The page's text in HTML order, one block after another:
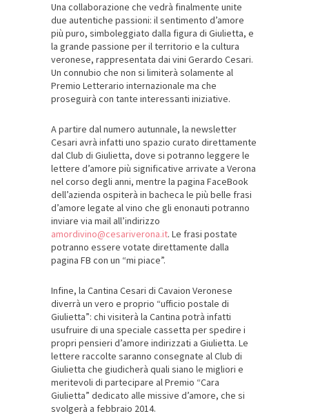
Una collaborazione che vedrà finalmente unite
due autentiche passioni: il sentimento d’amore
più puro, simboleggiato dalla figura di Giulietta, e
la grande passione per il territorio e la cultura
veronese, rappresentata dai vini Gerardo Cesari.
Un connubio che non si limiterà solamente al
Premio Letterario internazionale ma che
proseguirà con tante interessanti iniziative.
A partire dal numero autunnale, la newsletter
Cesari avrà infatti uno spazio curato direttamente
dal Club di Giulietta, dove si potranno leggere le
lettere d’amore più significative arrivate a Verona
nel corso degli anni, mentre la pagina FaceBook
dell’azienda ospiterà in bacheca le più belle frasi
d’amore legate al vino che gli enonauti potranno
inviare via mail all’indirizzo
amordivino@cesariverona.it. Le frasi postate
potranno essere votate direttamente dalla
pagina FB con un “mi piace”.
Infine, la Cantina Cesari di Cavaion Veronese
diverrà un vero e proprio “ufficio postale di
Giulietta”: chi visiterà la Cantina potrà infatti
usufruire di una speciale cassetta per spedire i
propri pensieri d’amore indirizzati a Giulietta. Le
lettere raccolte saranno consegnate al Club di
Giulietta che giudicherà quali siano le migliori e
meritevoli di partecipare al Premio “Cara
Giulietta” dedicato alle missive d’amore, che si
svolgerà a febbraio 2014.